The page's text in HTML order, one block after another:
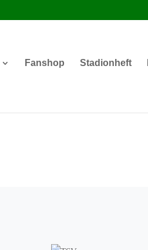
Fanshop Stadionheft